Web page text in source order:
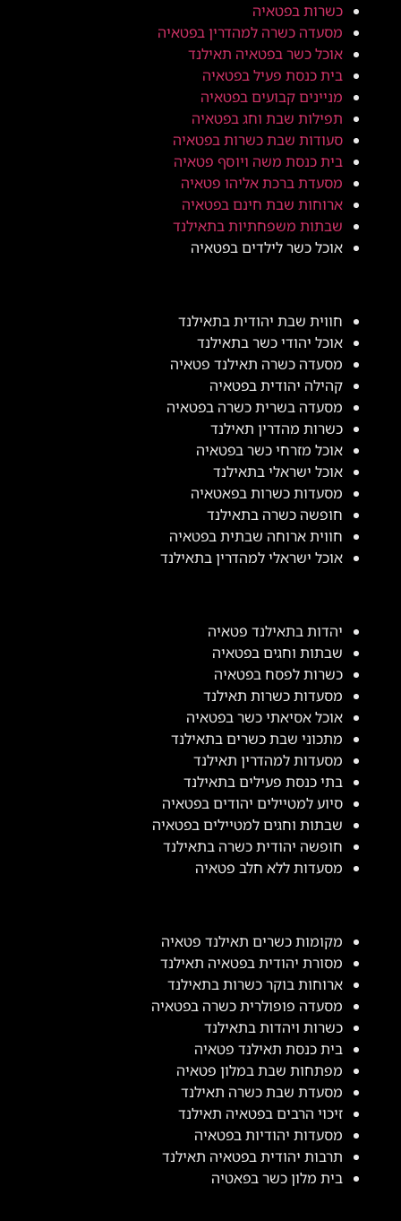
כשרות בפטאיה
מסעדה כשרה למהדרין בפטאיה
אוכל כשר בפטאיה תאילנד
בית כנסת פעיל בפטאיה
מניינים קבועים בפטאיה
תפילות שבת וחג בפטאיה
סעודות שבת כשרות בפטאיה
בית כנסת משה ויוסף פטאיה
מסעדת ברכת אליהו פטאיה
ארוחות שבת חינם בפטאיה
שבתות משפחתיות בתאילנד
אוכל כשר לילדים בפטאיה
חווית שבת יהודית בתאילנד
אוכל יהודי כשר בתאילנד
מסעדה כשרה תאילנד פטאיה
קהילה יהודית בפטאיה
מסעדה בשרית כשרה בפטאיה
כשרות מהדרין תאילנד
אוכל מזרחי כשר בפטאיה
אוכל ישראלי בתאילנד
מסעדות כשרות בפאטאיה
חופשה כשרה בתאילנד
חווית ארוחה שבתית בפטאיה
אוכל ישראלי למהדרין בתאילנד
יהדות בתאילנד פטאיה
שבתות וחגים בפטאיה
כשרות לפסח בפטאיה
מסעדות כשרות תאילנד
אוכל אסיאתי כשר בפטאיה
מתכוני שבת כשרים בתאילנד
מסעדות למהדרין תאילנד
בתי כנסת פעילים בתאילנד
סיוע למטיילים יהודים בפטאיה
שבתות וחגים למטיילים בפטאיה
חופשה יהודית כשרה בתאילנד
מסעדות ללא חלב פטאיה
מקומות כשרים תאילנד פטאיה
מסורת יהודית בפטאיה תאילנד
ארוחות בוקר כשרות בתאילנד
מסעדה פופולרית כשרה בפטאיה
כשרות ויהדות בתאילנד
בית כנסת תאילנד פטאיה
מפתחות שבת במלון פטאיה
מסעדת שבת כשרה תאילנד
זיכוי הרבים בפטאיה תאילנד
מסעדות יהודיות בפטאיה
תרבות יהודית בפטאיה תאילנד
בית מלון כשר בפאטיה